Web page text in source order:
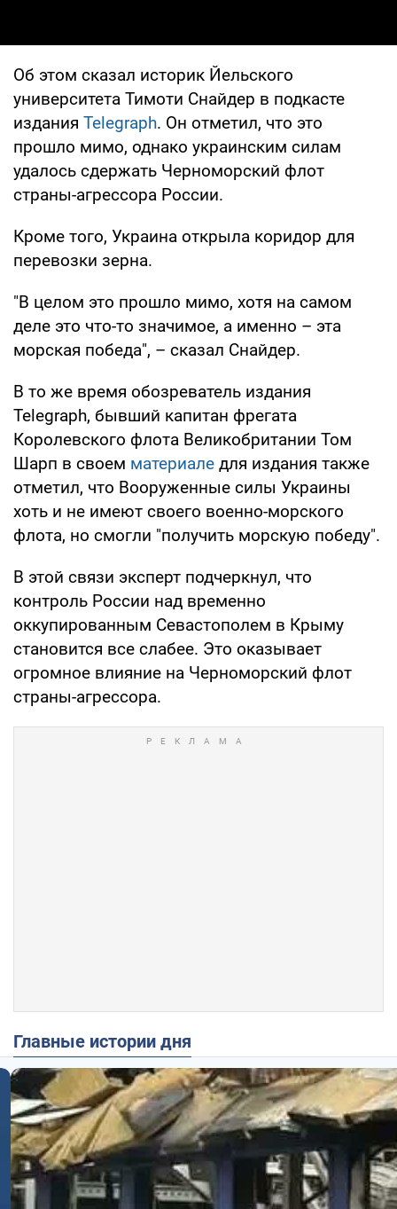
Об этом сказал историк Йельского
университета Тимоти Снайдер в подкасте
издания Telegraph. Он отметил, что это
прошло мимо, однако украинским силам
удалось сдержать Черноморский флот
страны-агрессора России.
Кроме того, Украина открыла коридор для
перевозки зерна.
"В целом это прошло мимо, хотя на самом
деле это что-то значимое, а именно – эта
морская победа", – сказал Снайдер.
В то же время обозреватель издания
Telegraph, бывший капитан фрегата
Королевского флота Великобритании Том
Шарп в своем материале для издания также
отметил, что Вооруженные силы Украины
хоть и не имеют своего военно-морского
флота, но смогли "получить морскую победу".
В этой связи эксперт подчеркнул, что
контроль России над временно
оккупированным Севастополем в Крыму
становится все слабее. Это оказывает
огромное влияние на Черноморский флот
страны-агрессора.
Главные истории дня